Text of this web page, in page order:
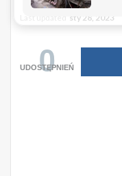
sty 28, 2023
0
UDOSTĘPNIEŃ